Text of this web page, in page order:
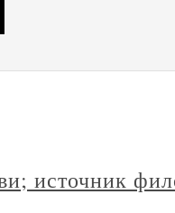
источник